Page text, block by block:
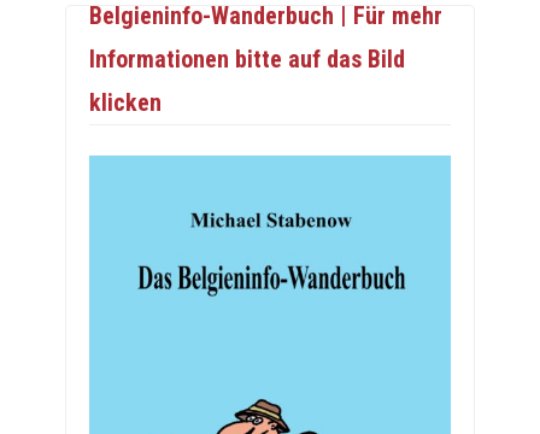
Belgieninfo-Wanderbuch | Für mehr
Informationen bitte auf das Bild
klicken